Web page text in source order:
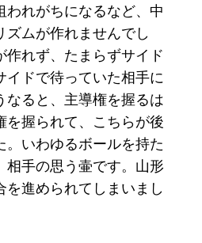
われがちになるなど、中
ムが作れませんでし
作れず、たまらずサイド
イドで待っていた相手に
なると、主導権を握るは
を握られて、こちらが後
。いわゆるボールを持た
相手の思う壷です。山形
進められてしまいまし